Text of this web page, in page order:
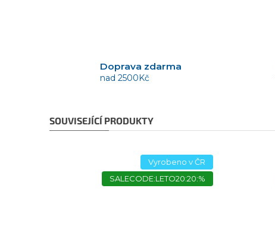
Doprava zdarma
nad 2500Kč
SOUVISEJÍCÍ PRODUKTY
Vyrobeno v ČR
SALECODE:LETO20:20:%